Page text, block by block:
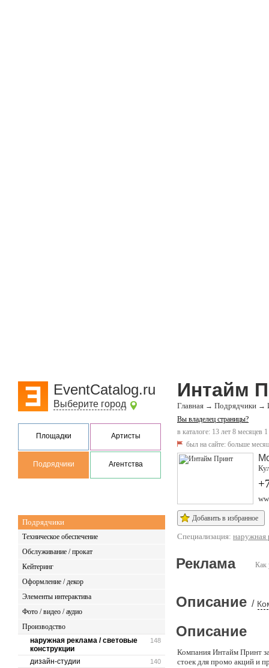
EventCatalog.ru
Выберите город
Площадки Артисты
Подрядчики Агентства
Подрядчики
Техническое обеспечение
Обслуживание / прокат
Кейтеринг
Оформление / декор
Элементы интерактива
Фото / видео / аудио
Производство
148
наружная реклама / световые
конструкции
140
дизайн-студии
Интайм
Главная → Подрядчики →
Вы владелец страницы?
в каталоге: 13 лет 8 месяцев 1
был на сайте: больше
Добавить в избранное
Специализация: наружная
Как
Реклама
Описание /
Описание
Компания Интайм Принт
стоек для промо акций и